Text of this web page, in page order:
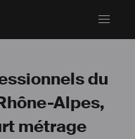
du
Alpes,
métrage